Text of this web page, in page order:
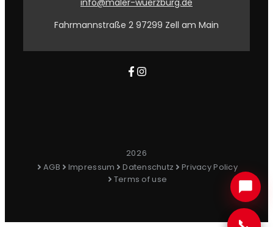
Fahrmannstraße 2 97299 Zell am Main
2026
AGB
Impressum Datenschutz
Privacy Policy
Terms of use